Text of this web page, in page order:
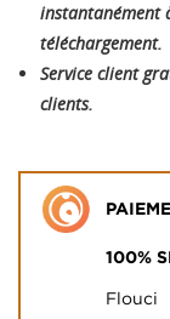
instantanément
téléchargement.
Service client
clients.
100%
Flouci